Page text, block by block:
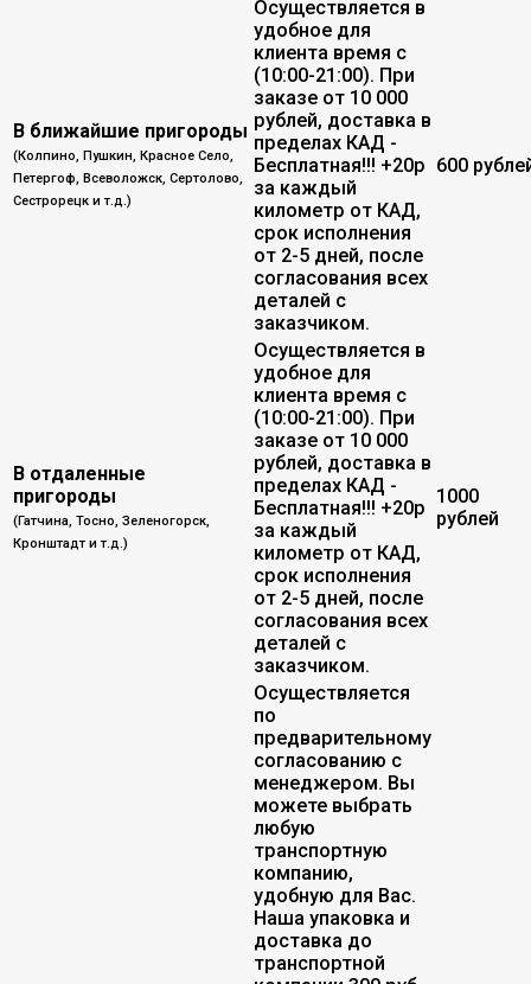
В ближайшие пригороды
(Колпино, Пушкин, Красное Село,
Петергоф, Всеволожск, Сертолово,
Сестрорецк и т.д.)
Осуществляется в
удобное для
клиента время с
(10:00-21:00). При
заказе от 10 000
рублей, доставка в
пределах КАД -
Бесплатная!!! +20р
за каждый
километр от КАД,
срок исполнения
от 2-5 дней, после
согласования всех
деталей с
заказчиком.
600
В отдаленные
пригороды
(Гатчина, Тосно, Зеленогорск,
Кронштадт и т.д.)
Осуществляется в
удобное для
клиента время с
(10:00-21:00). При
заказе от 10 000
рублей, доставка в
пределах КАД -
Бесплатная!!! +20р
за каждый
километр от КАД,
срок исполнения
от 2-5 дней, после
согласования всех
деталей с
заказчиком.
1000
рублей
Осуществляется
по
предварительному
согласованию с
менеджером. Вы
можете выбрать
любую
транспортную
компанию,
удобную для Вас.
Наша упаковка и
доставка до
транспортной